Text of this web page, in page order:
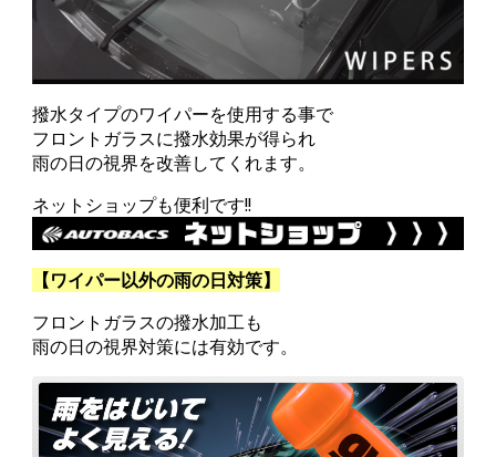
撥水タイプのワイパーを使用する事で
フロントガラスに撥水効果が得られ
雨の日の視界を改善してくれます。
ネットショップも便利です!!
【ワイパー以外の雨の日対策】
フロントガラスの撥水加工も
雨の日の視界対策には有効です。